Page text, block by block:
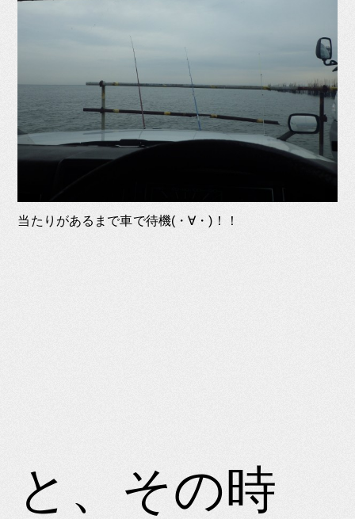
当たりがあるまで車で待機(・∀・)！！
と、その時